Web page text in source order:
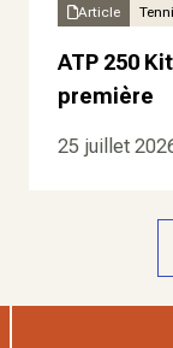
Article
ATP 250
première
25 juillet